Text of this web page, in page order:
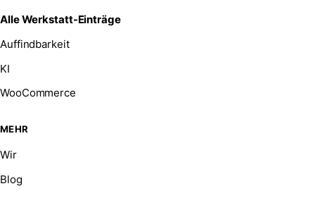
Alle Werkstatt-Einträge
Auffindbarkeit
KI
WooCommerce
MEHR
Wir
Blog